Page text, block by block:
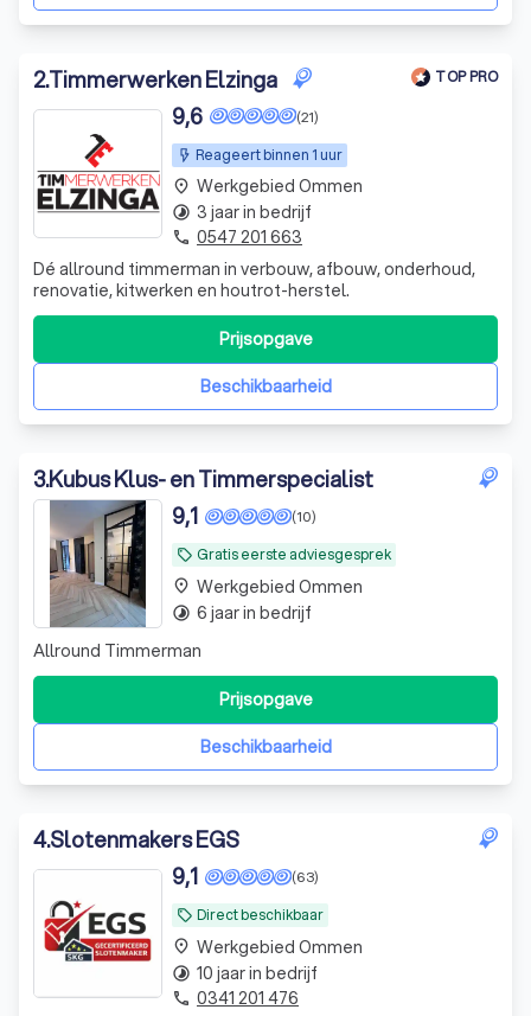
2.Timmerwerken Elzinga TOP PRO
Reageert binnen 1 uur
(21)
9,6
Dé allround timmerman in verbouw, afbouw, onderhoud,
renovatie, kitwerken en houtrot-herstel.
Beschikbaarheid
Prijsopgave
place Werkgebied Ommen
timelapse 3 jaar in bedrijf
phone 0547 201 663
3.Kubus Klus- en Timmerspecialist
local_offer Gratis eerste adviesgesprek
(10)
9,1
Allround Timmerman
Beschikbaarheid
Prijsopgave
place Werkgebied Ommen
timelapse 6 jaar in bedrijf
4.Slotenmakers EGS
local_offer Direct beschikbaar
(63)
9,1
place Werkgebied Ommen
timelapse 10 jaar in bedrijf
phone 0341 201 476